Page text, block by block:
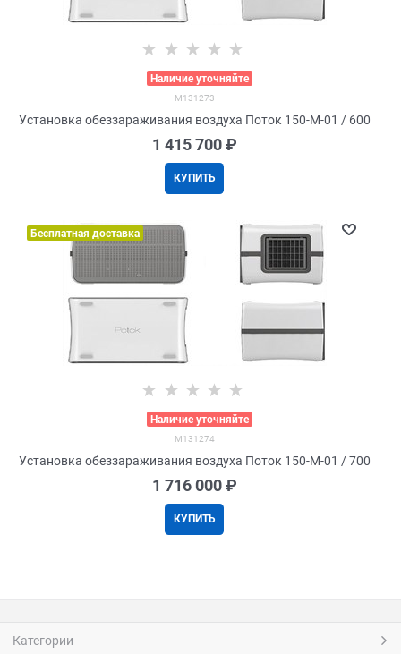
Наличие уточняйте
M131273
Установка обеззараживания воздуха Поток 150-М-01 / 600
1 415 700 ₽
КУПИТЬ
Бесплатная доставка
Наличие уточняйте
M131274
Установка обеззараживания воздуха Поток 150-М-01 / 700
1 716 000 ₽
КУПИТЬ
Категории